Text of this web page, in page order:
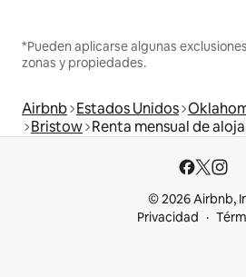
*Pueden aplicarse algunas
zonas y propiedades.
Airbnb Estados Unidos
Bristow Renta mensual de
© 2026 Airbnb,
Privacidad